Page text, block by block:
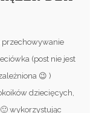
przechowywanie
(post nie jest
😉 )
dziecięcych,
wykorzystując